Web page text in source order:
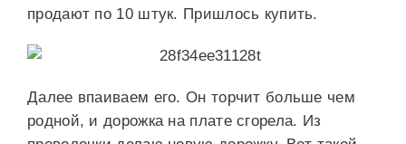
продают по 10 штук. Пришлось купить.
Далее впаиваем его. Он торчит больше чем
родной, и дорожка на плате сгорела. Из